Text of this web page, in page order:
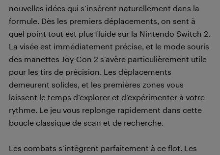
nouvelles idées qui s’insèrent naturellement dans la
formule. Dès les premiers déplacements, on sent à
quel point tout est plus fluide sur la Nintendo Switch 2.
La visée est immédiatement précise, et le mode souris
des manettes Joy-Con 2 s’avère particulièrement utile
pour les tirs de précision. Les déplacements
demeurent solides, et les premières zones vous
laissent le temps d’explorer et d’expérimenter à votre
rythme. Le jeu vous replonge rapidement dans cette
boucle classique de scan et de recherche.
Les combats s’intègrent parfaitement à ce flot. Les